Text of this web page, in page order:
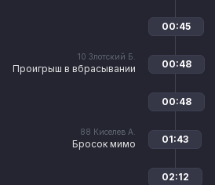
00:45
10 Злотский Б.
Проигрыш в вбрасывании 00:48
00:48
88 Киселев А.
Бросок мимо 01:43
02:12